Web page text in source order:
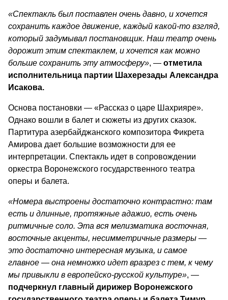
«Спектакль был поставлен очень давно, и хочется
сохранить каждое движение, каждый какой-то взгляд,
который задумывал постановщик. Наш театр очень
дорожит этим спектаклем, и хочется как можно
больше сохранить эту атмосферу», — отметила
исполнительница партии Шахерезады Александра
Исакова.
Основа постановки — «Рассказ о царе Шахрияре».
Однако вошли в балет и сюжеты из других сказок.
Партитура азербайджанского композитора Фикрета
Амирова дает большие возможности для ее
интерпретации. Спектакль идет в сопровождении
оркестра Воронежского государственного театра
оперы и балета.
«Номера выстроены достаточно контрастно: там
есть и длинные, протяжные адажио, есть очень
ритмичные соло. Эта вся мелизматика восточная,
восточные акценты, несимметричные размеры —
это достаточно интересная музыка, и самое
главное — она немножко идет вразрез с тем, к чему
мы привыкли в европейско-русской культуре», —
подчеркнул главный дирижер Воронежского